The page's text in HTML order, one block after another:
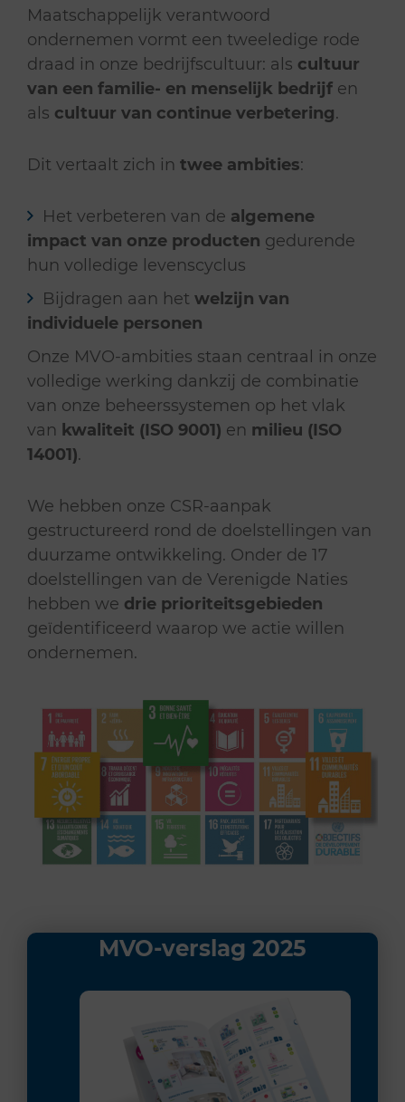
Maatschappelijk verantwoord
ondernemen vormt een tweeledige rode
draad in onze bedrijfscultuur: als cultuur
van een familie- en menselijk bedrijf en
als cultuur van continue verbetering.
Dit vertaalt zich in twee ambities:
Het verbeteren van de algemene
impact van onze producten gedurende
hun volledige levenscyclus
Bijdragen aan het welzijn van
individuele personen
Onze MVO-ambities staan centraal in onze
volledige werking dankzij de combinatie
van onze beheerssystemen op het vlak
van kwaliteit (ISO 9001) en milieu (ISO
14001).
We hebben onze CSR-aanpak
gestructureerd rond de doelstellingen van
duurzame ontwikkeling. Onder de 17
doelstellingen van de Verenigde Naties
hebben we drie prioriteitsgebieden
geïdentificeerd waarop we actie willen
ondernemen.
MVO-verslag 2025